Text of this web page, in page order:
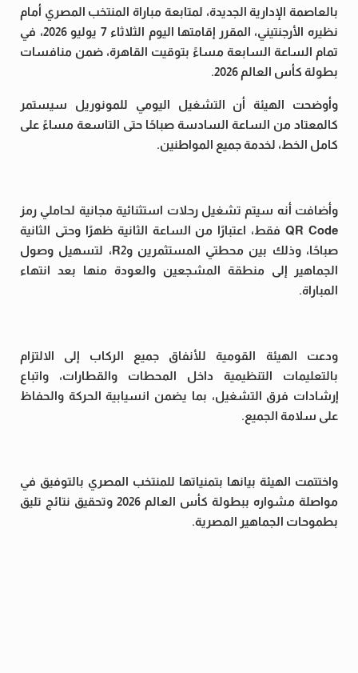
بالعاصمة الإدارية الجديدة، لمتابعة مباراة المنتخب المصري أمام
نظيره الأرجنتيني، المقرر إقامتها اليوم الثلاثاء 7 يوليو 2026، في
تمام الساعة السابعة مساءً بتوقيت القاهرة، ضمن منافسات
بطولة كأس العالم 2026.
وأوضحت الهيئة أن التشغيل اليومي للمونوريل سيستمر
كالمعتاد من الساعة السادسة صباحًا حتى التاسعة مساءً على
كامل الخط، لخدمة جميع المواطنين.
وأضافت أنه سيتم تشغيل رحلات استثنائية مجانية لحاملي رمز
QR Code فقط، اعتبارًا من الساعة الثانية ظهرًا وحتى الثانية
صباحًا، وذلك بين محطتي المستثمرين وR2، لتسهيل وصول
الجماهير إلى منطقة المشجعين والعودة منها بعد انتهاء
المباراة.
ودعت الهيئة القومية للأنفاق جميع الركاب إلى الالتزام
بالتعليمات التنظيمية داخل المحطات والقطارات، واتباع
إرشادات فرق التشغيل، بما يضمن انسيابية الحركة والحفاظ
على سلامة الجميع.
واختتمت الهيئة بيانها بتمنياتها للمنتخب المصري بالتوفيق في
مواصلة مشواره ببطولة كأس العالم 2026 وتحقيق نتائج تليق
بطموحات الجماهير المصرية.